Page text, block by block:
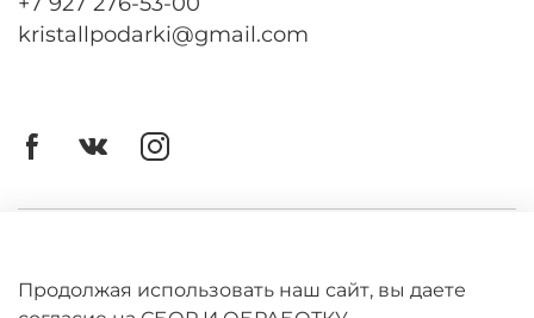
Оферта
kristallpodarki@gmail.com
Продолжая использовать наш сайт, вы даете